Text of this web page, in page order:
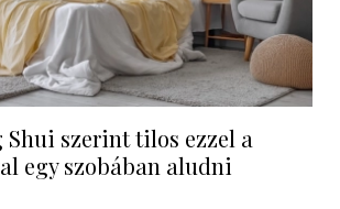
Shui szerint tilos ezzel a
egy szobában aludni